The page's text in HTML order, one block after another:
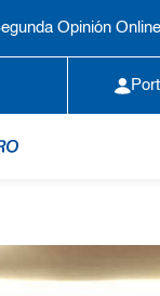
Opinión Online